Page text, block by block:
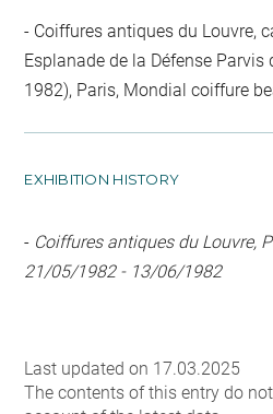
Coiffures antiques du Louvre,
Esplanade de la Défense Parvis
1982), Paris, Mondial coiffure
EXHIBITION HISTORY
- Coiffures antiques du Louvre,
21/05/1982 - 13/06/1982
Last updated on 17.03.2025
The contents of this entry do